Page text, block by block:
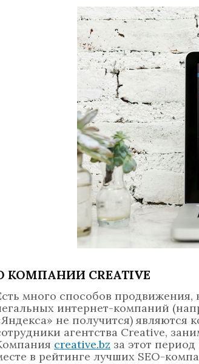
КОМПАНИИ CREATIVE
много способов
интернет-компаний
не получится) являются
агентства Creative,
creative.bz за этот
в рейтинге лучших SEO-